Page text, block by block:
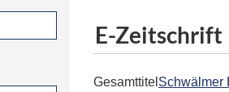
E-Zeitschrift
Gesamttitel Schwälmer